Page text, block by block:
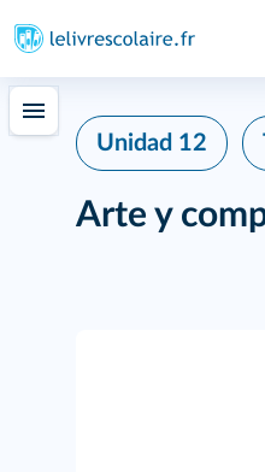
Unidad 12
Arte y